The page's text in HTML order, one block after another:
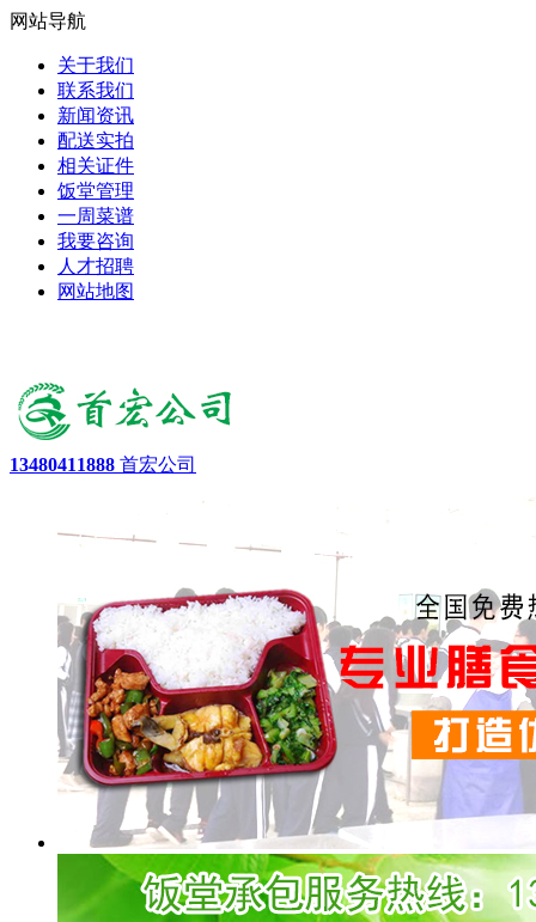
网站导航
关于我们
联系我们
新闻资讯
配送实拍
相关证件
饭堂管理
一周菜谱
我要咨询
人才招聘
网站地图
13480411888 首宏公司